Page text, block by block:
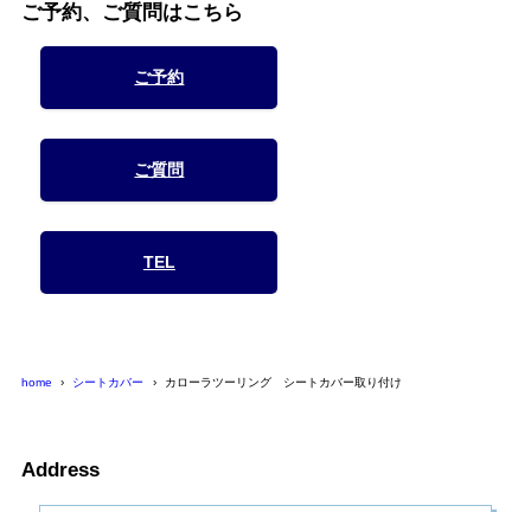
ご予約、ご質問はこちら
ご予約
ご質問
TEL
home シートカバー カローラツーリング シートカバー取り付け
Address